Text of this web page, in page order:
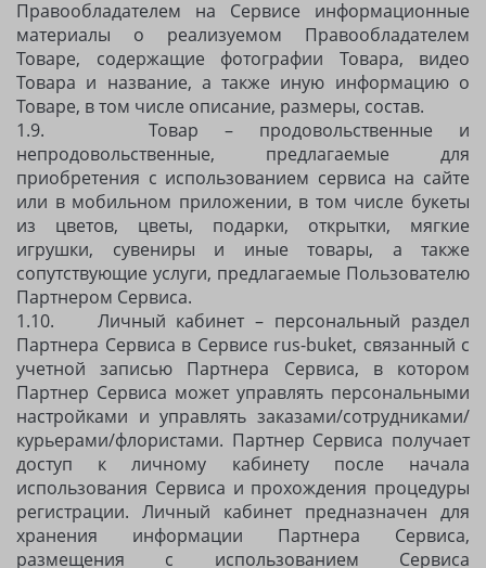
Правообладателем на Сервисе информационные
материалы о реализуемом Правообладателем
Товаре, содержащие фотографии Товара, видео
Товара и название, а также иную информацию о
Товаре, в том числе описание, размеры, состав.
1.9. Товар – продовольственные и
непродовольственные, предлагаемые для
приобретения с использованием сервиса на сайте
или в мобильном приложении, в том числе букеты
из цветов, цветы, подарки, открытки, мягкие
игрушки, сувениры и иные товары, а также
сопутствующие услуги, предлагаемые Пользователю
Партнером Сервиса.
1.10. Личный кабинет – персональный раздел
Партнера Сервиса в Сервисе rus-buket, связанный с
учетной записью Партнера Сервиса, в котором
Партнер Сервиса может управлять персональными
настройками и управлять заказами/сотрудниками/
курьерами/флористами. Партнер Сервиса получает
доступ к личному кабинету после начала
использования Сервиса и прохождения процедуры
регистрации. Личный кабинет предназначен для
хранения информации Партнера Сервиса,
размещения с использованием Сервиса